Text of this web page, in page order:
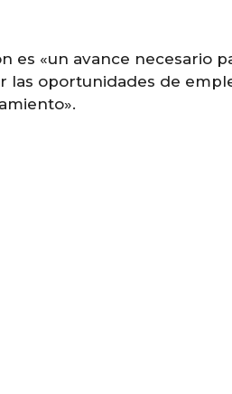
es «un avance necesario
oportunidades de